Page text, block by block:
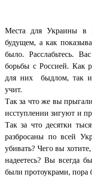
Места для Украины в
будущем, а как
было. Расслабьтесь.
борьбы с Россией. Как
для них быдлом, так и
учит.
Так за что же вы
исступлении зигуют и
Так за что десятки
разбросаны по всей
убивать? Чего вы
надеетесь? Вы всегда
были протоукрами, пора